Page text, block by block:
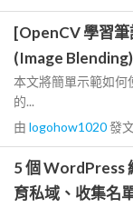
[OpenCV 學習
(Image Blending)
本文將簡單示範如何
的...
由 logohow1020發
5 個 WordPress
育私域、收集名